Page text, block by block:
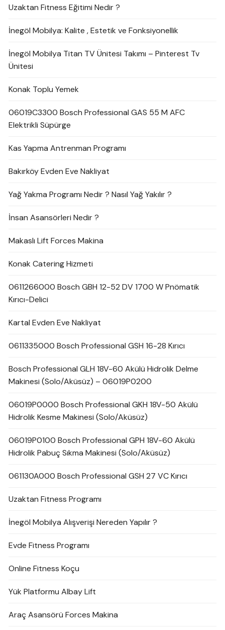
Uzaktan Fitness Eğitimi Nedir ?
İnegöl Mobilya: Kalite , Estetik ve Fonksiyonellik
İnegöl Mobilya Titan TV Ünitesi Takımı – Pinterest Tv
Ünitesi
Konak Toplu Yemek
06019C3300 Bosch Professional GAS 55 M AFC
Elektrikli Süpürge
Kas Yapma Antrenman Programı
Bakırköy Evden Eve Nakliyat
Yağ Yakma Programı Nedir ? Nasıl Yağ Yakılır ?
İnsan Asansörleri Nedir ?
Makaslı Lift Forces Makina
Konak Catering Hizmeti
0611266000 Bosch GBH 12-52 DV 1700 W Pnömatik
Kırıcı-Delici
Kartal Evden Eve Nakliyat
0611335000 Bosch Professional GSH 16-28 Kırıcı
Bosch Professional GLH 18V-60 Akülü Hidrolik Delme
Makinesi (Solo/Aküsüz) – 06019P0200
06019P0000 Bosch Professional GKH 18V-50 Akülü
Hidrolik Kesme Makinesi (Solo/Aküsüz)
06019P0100 Bosch Professional GPH 18V-60 Akülü
Hidrolik Pabuç Sıkma Makinesi (Solo/Aküsüz)
061130A000 Bosch Professional GSH 27 VC Kırıcı
Uzaktan Fitness Programı
İnegöl Mobilya Alışverişi Nereden Yapılır ?
Evde Fitness Programı
Online Fitness Koçu
Yük Platformu Albay Lift
Araç Asansörü Forces Makina